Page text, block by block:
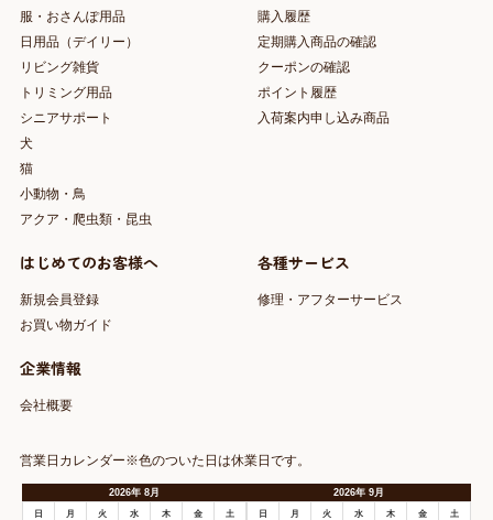
服・おさんぽ用品
日用品（デイリー）
リビング雑貨
トリミング用品
シニアサポート
犬
猫
小動物・鳥
アクア・爬虫類・昆虫
購入履歴
定期購入商品の確認
クーポンの確認
ポイント履歴
入荷案内申し込み商品
はじめてのお客様へ
新規会員登録
お買い物ガイド
各種サービス
修理・アフターサービス
企業情報
会社概要
営業日カレンダー※色のついた日は休業日です。
2026年 8月
日 月 火 水 木 金 土
2026年9月
日 月 火 水 木 金 土